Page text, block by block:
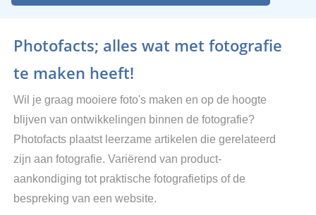
Photofacts; alles wat met fotografie
te maken heeft!
Wil je graag mooiere foto's maken en op de hoogte
blijven van ontwikkelingen binnen de fotografie?
Photofacts plaatst leerzame artikelen die gerelateerd
zijn aan fotografie. Variërend van product-
aankondiging tot praktische fotografietips of de
bespreking van een website.